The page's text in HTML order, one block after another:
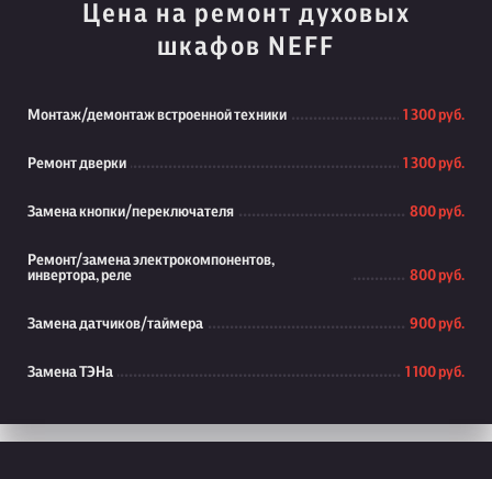
Цена на ремонт духовых
шкафов NEFF
Монтаж/демонтаж встроенной техники 1 300 руб.
Ремонт дверки 1 300 руб.
Замена кнопки/переключателя 800 руб.
Ремонт/замена электрокомпонентов,
инвертора, реле
800 руб.
Замена датчиков/таймера 900 руб.
Замена ТЭНа 1 100 руб.